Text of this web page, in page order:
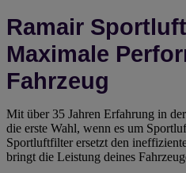
Ramair
Maximale
Fahrzeug
Mit über 35 Jahren Erfahrung in
die erste Wahl, wenn es um
Sportluftfilter ersetzt den
bringt die Leistung deines